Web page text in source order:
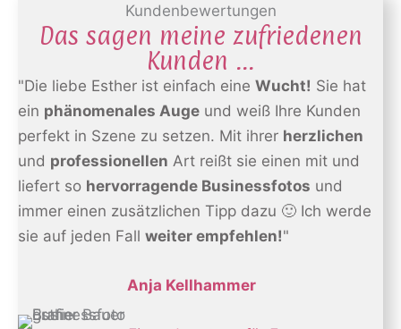
Kundenbewertungen
Das sagen meine zufriedenen
Kunden ...
"Die liebe Esther ist einfach eine Wucht! Sie hat
ein phänomenales Auge und weiß Ihre Kunden
perfekt in Szene zu setzen. Mit ihrer herzlichen
und professionellen Art reißt sie einen mit und
liefert so hervorragende Businessfotos und
immer einen zusätzlichen Tipp dazu 🙂 Ich werde
sie auf jeden Fall weiter empfehlen!"
Anja Kellhammer